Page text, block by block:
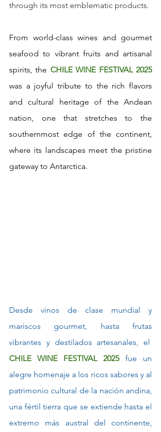
through its most emblematic products.
From world-class wines and gourmet
seafood to vibrant fruits and artisanal
spirits, the CHILE WINE FESTIVAL 2025
was a joyful tribute to the rich flavors
and cultural heritage of the Andean
nation, one that stretches to the
southernmost edge of the continent,
where its landscapes meet the pristine
gateway to Antarctica.
Desde vinos de clase mundial y
mariscos gourmet, hasta frutas
CHILE WINE FESTIVAL 2025 fue un
alegre homenaje a los ricos sabores y al
patrimonio cultural de la nación andina,
una fértil tierra que se extiende hasta el
extremo más austral del continente,